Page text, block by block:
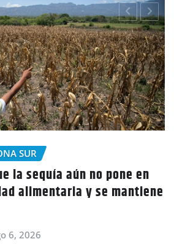
desaloja a campesinos de
Choluteca